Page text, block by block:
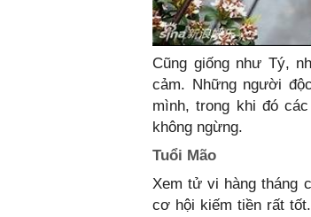
Cũng giống như Tý,
cảm. Những người
mình, trong khi đó
không ngừng.
Tuổi Mão
Xem tử vi hàng tháng
cơ hội kiếm tiền rất